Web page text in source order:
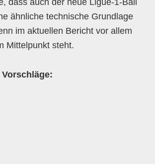
dass auch der neue Ligue-1-Ball
ähnliche technische Grundlage
im aktuellen Bericht vor allem
Mittelpunkt steht.
€